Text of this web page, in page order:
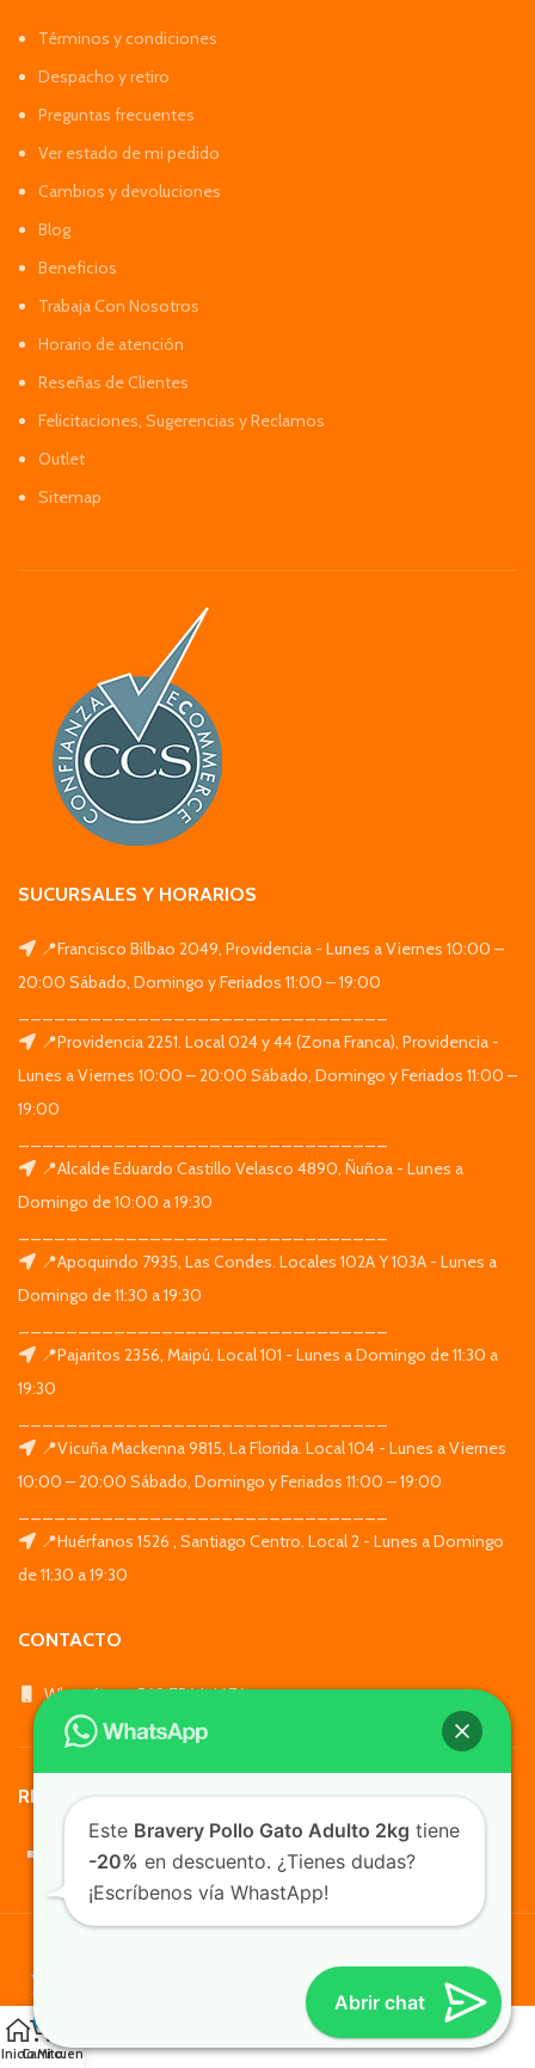
Términos y condiciones
Despacho y retiro
Preguntas frecuentes
Ver estado de mi pedido
Cambios y devoluciones
Blog
Beneficios
Trabaja Con Nosotros
Horario de atención
Reseñas de Clientes
Felicitaciones, Sugerencias y Reclamos
Outlet
Sitemap
SUCURSALES Y HORARIOS
📍Francisco Bilbao 2049, Providencia - Lunes a Viernes 10:00 –
20:00 Sábado, Domingo y Feriados 11:00 – 19:00
📍Providencia 2251. Local 024 y 44 (Zona Franca), Providencia -
Lunes a Viernes 10:00 – 20:00 Sábado, Domingo y Feriados 11:00 –
19:00
📍Alcalde Eduardo Castillo Velasco 4890, Ñuñoa - Lunes a
Domingo de 10:00 a 19:30
📍Apoquindo 7935, Las Condes. Locales 102A Y 103A - Lunes a
Domingo de 11:30 a 19:30
📍Pajaritos 2356, Maipú. Local 101 - Lunes a Domingo de 11:30 a
19:30
📍Vicuña Mackenna 9815, La Florida. Local 104 - Lunes a Viernes
10:00 – 20:00 Sábado, Domingo y Feriados 11:00 – 19:00
📍Huérfanos 1526 , Santiago Centro. Local 2 - Lunes a Domingo
de 11:30 a 19:30
CONTACTO
WhatsApp: +569 7564 4676
REDES SOCIALES
TusMascotas.cl
InicioCarrito
Mi cuenta
Abrir chat
Este Bravery Pollo Gato Adulto 2kg tiene
-20% en descuento. ¿Tienes dudas?
¡Escríbenos vía WhastApp!